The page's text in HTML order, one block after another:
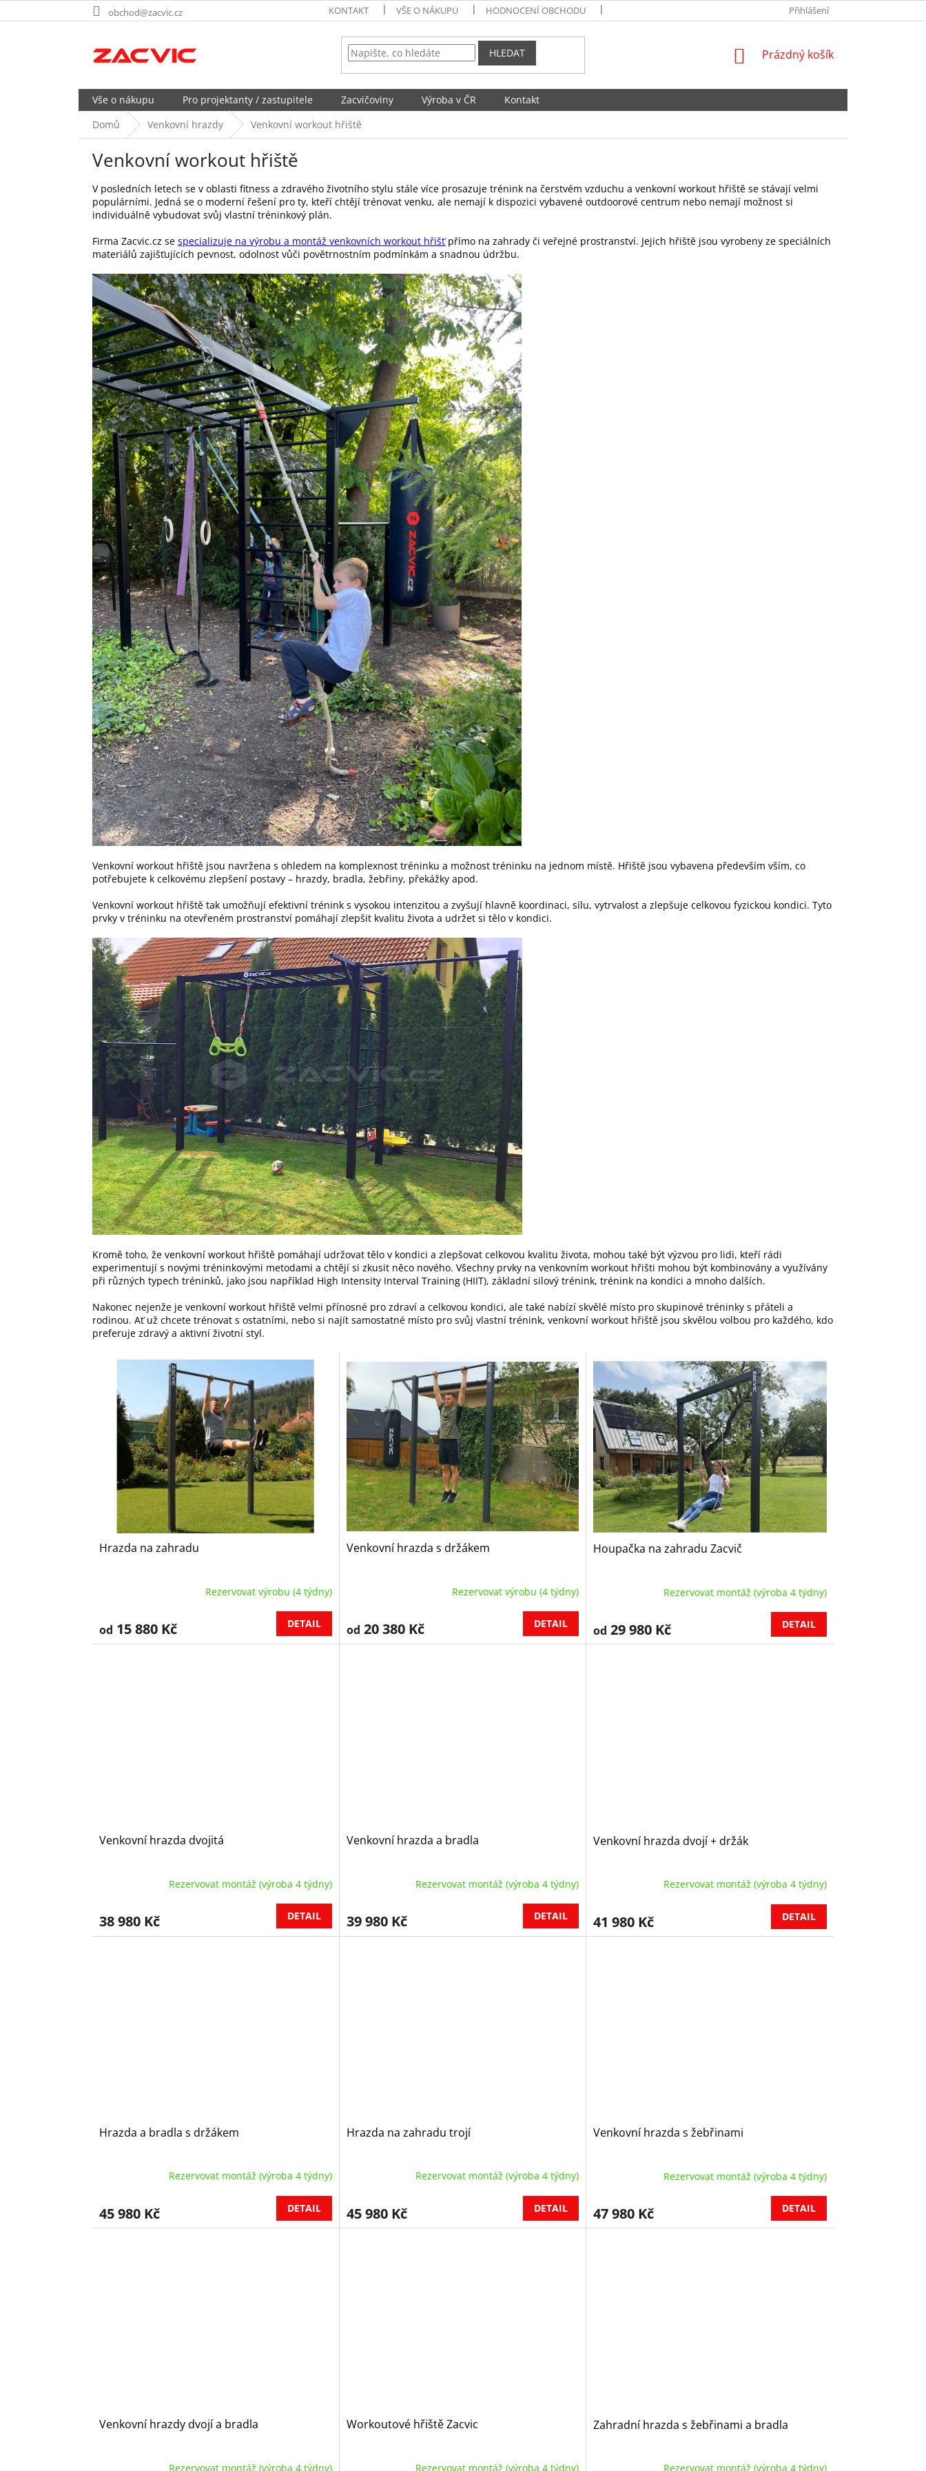
na
obchod@zacvic.cz KONTAKT VŠE O NÁKUPU HODNOCENÍ OBCHODU SPOLUPRACUJTE S NÁMI
Přihlášení
HLEDAT
NÁKUPNÍ
Prázdný košík
Vše o nákupu Pro projektanty / zastupitele Zacvičoviny Výroba v ČR
Kontakt
Domů
Venkovní hrazdy Venkovní workout hřiště
Venkovní workout hřiště
V posledních letech se v oblasti fitness a zdravého životního stylu stále více prosazuje trénink na čerstvém vzduchu a venkovní workout hřiště se stávají velmi
populárními. Jedná se o moderní řešení pro ty, kteří chtějí trénovat venku, ale nemají k dispozici vybavené outdoorové centrum nebo nemají možnost si
individuálně vybudovat svůj vlastní tréninkový plán.
Firma Zacvic.cz sespecializuje na výrobu a montáž venkovních workout hřišťpřímo na zahrady či veřejné prostranství. Jejich hřiště jsou vyrobeny ze speciálních
materiálů zajišťujících pevnost, odolnost vůči povětrnostním podmínkám a snadnou údržbu.
Venkovní workout hřiště jsou navržena s ohledem na komplexnost tréninku a možnost tréninku na jednom místě. Hřiště jsou vybavena především vším, co
potřebujete k celkovému zlepšení postavy – hrazdy, bradla, žebřiny, překážky apod.
Venkovní workout hřiště tak umožňují efektivní trénink s vysokou intenzitou a zvyšují hlavně koordinaci, sílu, vytrvalost a zlepšuje celkovou fyzickou kondici. Tyto
prvky v tréninku na otevřeném prostranství pomáhají zlepšit kvalitu života a udržet si tělo v kondici.
Kromě toho, že venkovní workout hřiště pomáhají udržovat tělo v kondici a zlepšovat celkovou kvalitu života, mohou také být výzvou pro lidi, kteří rádi
experimentují s novými tréninkovými metodami a chtějí si zkusit něco nového. Všechny prvky na venkovním workout hřišti mohou být kombinovány a využívány
při různých typech tréninků, jako jsou například High Intensity Interval Training (HIIT), základní silový trénink, trénink na kondici a mnoho dalších.
Nakonec nejenže je venkovní workout hřiště velmi přínosné pro zdraví a celkovou kondici, ale také nabízí skvělé místo pro skupinové tréninky s přáteli a
rodinou. Ať už chcete trénovat s ostatními, nebo si najít samostatné místo pro svůj vlastní trénink, venkovní workout hřiště jsou skvělou volbou pro každého, kdo
preferuje zdravý a aktivní životní styl.
ůHrazda na zahradu
Rezervovat výrobu (4 týdny)
od 15 880 Kč DETAIL
Venkovní hrazda s držákem
Rezervovat výrobu (4 týdny)
od 20 380 Kč DETAIL
Houpačka na zahradu Zacvič
Rezervovat montáž (výroba 4 týdny)
od 29 980 Kč DETAIL
Venkovní hrazda dvojitá
Rezervovat montáž (výroba 4 týdny)
38 980 Kč DETAIL
Venkovní hrazda a bradla
Rezervovat montáž (výroba 4 týdny)
39 980 Kč DETAIL
Venkovní hrazda dvojí + držák
Rezervovat montáž (výroba 4 týdny)
41 980 Kč DETAIL
Hrazda a bradla s držákem
Rezervovat montáž (výroba 4 týdny)
45 980 Kč DETAIL
Hrazda na zahradu trojí
Rezervovat montáž (výroba 4 týdny)
45 980 Kč DETAIL
Venkovní hrazda s žebřinami
Rezervovat montáž (výroba 4 týdny)
47 980 Kč DETAIL
Venkovní hrazdy dvojí a bradla
Rezervovat montáž (výroba 4 týdny)
Workoutové hřiště Zacvic
Rezervovat montáž (výroba 4 týdny)
Zahradní hrazda s žebřinami a bradla
Rezervovat montáž (výroba 4 týdny)